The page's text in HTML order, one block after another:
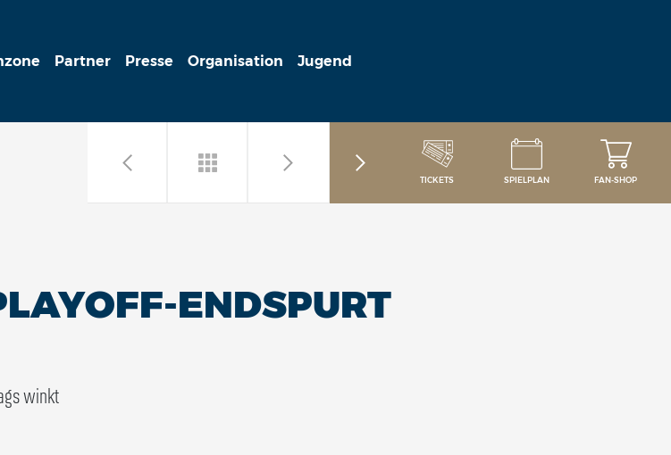
Partner Presse Organisation Jugend
TICKETS SPIELPLAN FAN-SHOP
ENDSPURT
winkt